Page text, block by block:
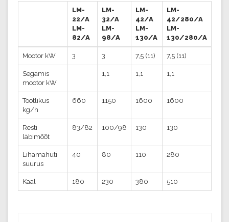
LM-
22/A
LM-
82/A
LM-
32/A
LM-
98/A
LM-
42/A
LM-
130/A
LM-
42/280/A
LM-
130/280/A
Mootor kW 3 3 7,5 (11) 7,5 (11)
Segamis
mootor kW
1,1 1,1 1,1
Tootlikus
kg/h
660 1150 1600 1600
Resti
läbimõõt
83/82 100/98 130 130
Lihamahuti
suurus
40 80 110 280
Kaal 180 230 380 510